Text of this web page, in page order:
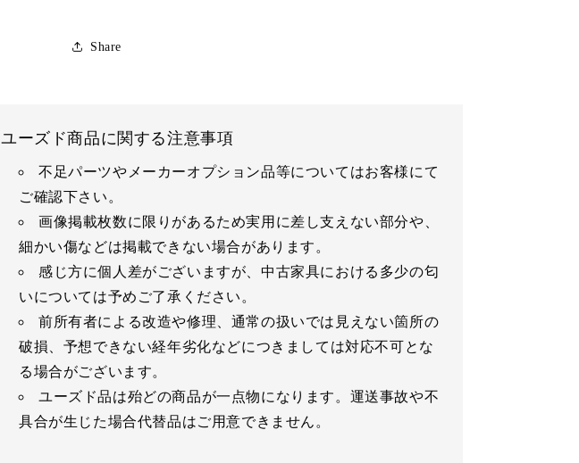
Share
ユーズド商品に関する注意事項
不足パーツやメーカーオプション品等についてはお客様にて
ご確認下さい。
画像掲載枚数に限りがあるため実用に差し支えない部分や、
細かい傷などは掲載できない場合があります。
感じ方に個人差がございますが、中古家具における多少の匂
いについては予めご了承ください。
前所有者による改造や修理、通常の扱いでは見えない箇所の
破損、予想できない経年劣化などにつきましては対応不可とな
る場合がございます。
ユーズド品は殆どの商品が一点物になります。運送事故や不
具合が生じた場合代替品はご用意できません。